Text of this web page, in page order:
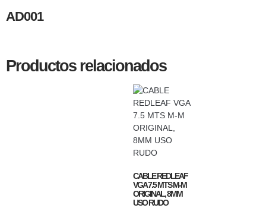
AD001
Productos relacionados
CABLE REDLEAF
VGA 7.5 MTS M-M
ORIGINAL, 8MM
USO RUDO